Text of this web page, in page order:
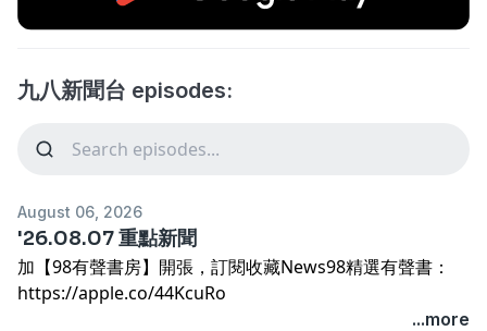
九八新聞台 episodes:
August 06, 2026
'26.08.07 重點新聞
加【98有聲書房】開張，訂閱收藏News98精選有聲書：
https://apple.co/44KcuRo
...more